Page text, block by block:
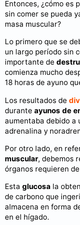
Entonces, ¿cómo es
sin comer se pueda
masa muscular?
Lo primero que se
un largo período sin
importante de
comienza mucho
18 horas de ayuno
Los resultados de
durante ayunos de
aumentaba debido a
adrenalina y
Por otro lado, en
muscular, debemos
órganos requieren
Esta glucosa la
de carbono que
almacena en forma
en el hígado.